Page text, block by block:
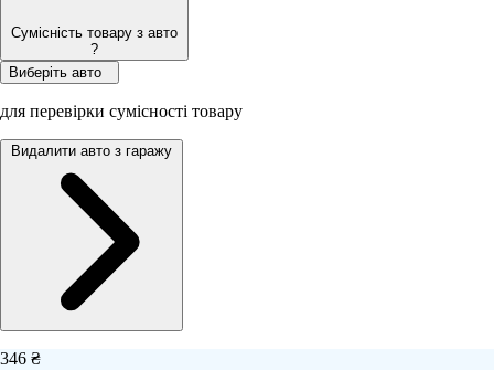
Сумісність товару з авто
?
Виберіть авто
для перевірки сумісності товару
Видалити авто з гаражу
346 ₴